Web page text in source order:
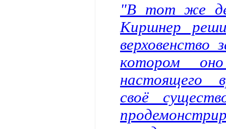
"В тот же
Киршнер
верховенство
котором
настоящего
своё